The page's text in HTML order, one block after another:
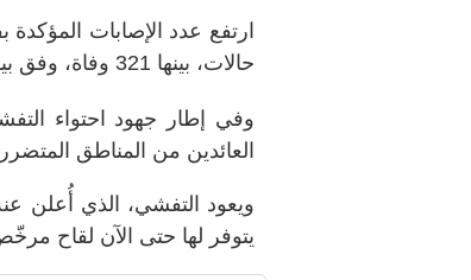
حالات، بينها 321 وفاة، وفق بيانات حكومية صدرت الجمعة.
وفي إطار جهود احتواء
العائدين من المناطق
ويعود التفشي، الذي أُعلن
يتوفر لها حتى الآن لقاح